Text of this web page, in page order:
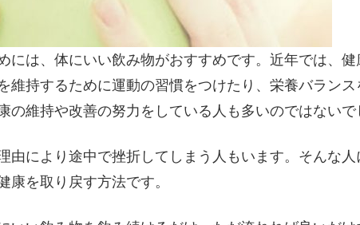
には、体にいい飲み物がおすすめです。近年では、
維持するために運動の習慣をつけたり、栄養バラン
の維持や改善の努力をしている人も多いのではないで
由により途中で挫折してしまう人もいます。そんな
康を取り戻す方法です。